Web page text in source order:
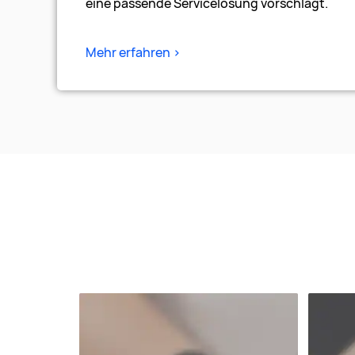
eine passende Servicelösung vorschlägt.
Mehr erfahren >